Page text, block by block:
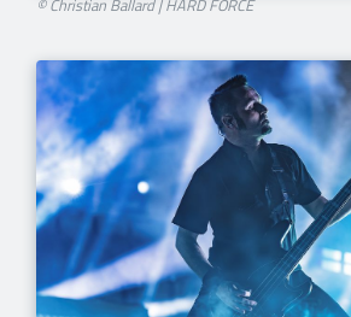
© Christian Ballard | HARD FORCE